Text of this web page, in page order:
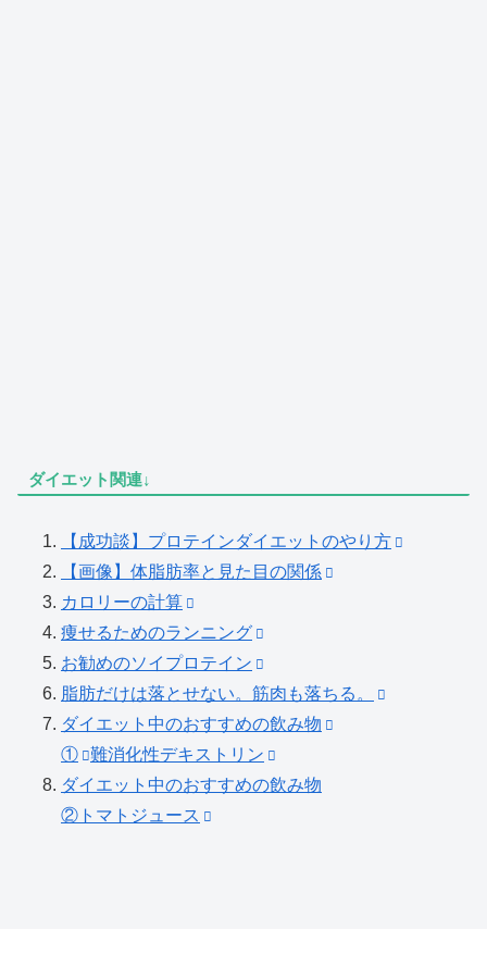
ダイエット関連↓
【成功談】プロテインダイエットのやり方
【画像】体脂肪率と見た目の関係
カロリーの計算
痩せるためのランニング
お勧めのソイプロテイン
脂肪だけは落とせない。筋肉も落ちる。
ダイエット中のおすすめの飲み物
①
難消化性デキストリン
ダイエット中のおすすめの飲み物
②トマトジュース